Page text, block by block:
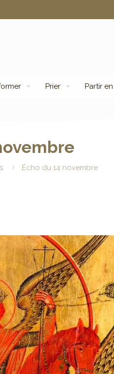
Prier Partir
Écho du 14 novembre